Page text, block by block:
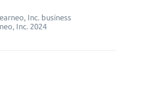
Inc. business
Inc. 2024